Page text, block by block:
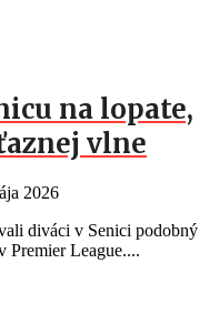
na lopate,
vlne
2026
diváci v Senici podobný
Premier League....